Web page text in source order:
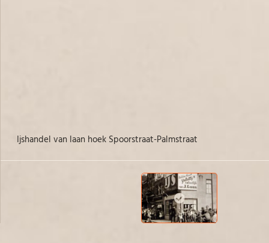
ijshandel van laan hoek Spoorstraat-Palmstraat